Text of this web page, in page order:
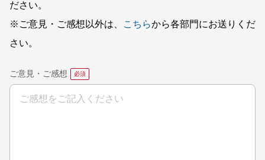
ださい。
※ご意見・ご感想以外は、
こちらから各部門にお送りくだ
さい。
ご意見・ご感想